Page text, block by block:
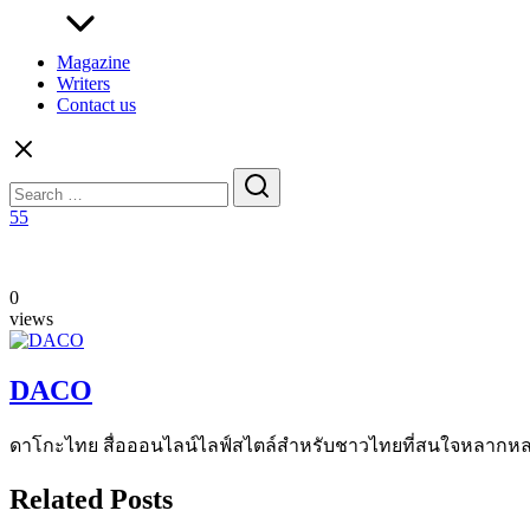
Magazine
Writers
Contact us
for:
55
0
views
DACO
ดาโกะไทย สื่อออนไลน์ไลฟ์สไตล์สำหรับชาวไทยที่สนใจหลากห
Related Posts